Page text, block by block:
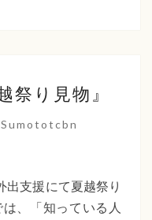
り見物』
Sumototcbn
支援にて夏越祭り
、「知っている人